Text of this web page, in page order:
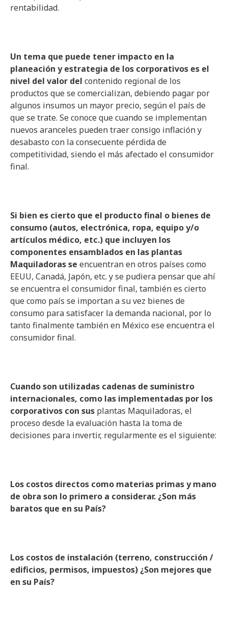
rentabilidad.
Un tema que puede tener impacto en la
planeación y estrategia de los corporativos es el
nivel del valor del contenido regional de los
productos que se comercializan, debiendo pagar por
algunos insumos un mayor precio, según el país de
que se trate. Se conoce que cuando se implementan
nuevos aranceles pueden traer consigo inflación y
desabasto con la consecuente pérdida de
competitividad, siendo el más afectado el consumidor
final.
Si bien es cierto que el producto final o bienes de
consumo (autos, electrónica, ropa, equipo y/o
artículos médico, etc.) que incluyen los
componentes ensamblados en las plantas
Maquiladoras se encuentran en otros países como
EEUU, Canadá, Japón, etc. y se pudiera pensar que ahí
se encuentra el consumidor final, también es cierto
que como país se importan a su vez bienes de
consumo para satisfacer la demanda nacional, por lo
tanto finalmente también en México ese encuentra el
consumidor final.
Cuando son utilizadas cadenas de suministro
internacionales, como las implementadas por los
corporativos con sus plantas Maquiladoras, el
proceso desde la evaluación hasta la toma de
decisiones para invertir, regularmente es el siguiente:
Los costos directos como materias primas y mano
de obra son lo primero a considerar. ¿Son más
baratos que en su País?
Los costos de instalación (terreno, construcción /
edificios, permisos, impuestos) ¿Son mejores que
en su País?